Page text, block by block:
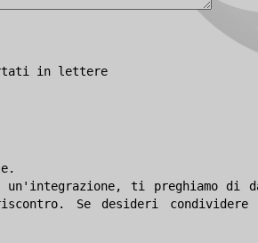
in lettere
un'integrazione, ti preghiamo di
Se desideri condividere